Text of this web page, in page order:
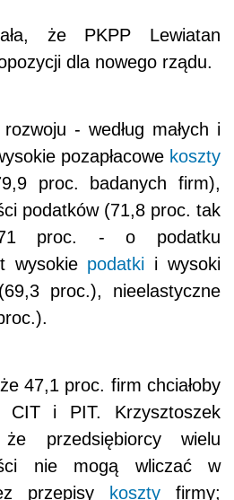
że PKPP Lewiatan
dla nowego rządu.
- według małych i
pozapłacowe koszty
proc. badanych firm),
podatków (71,8 proc. tak
proc. - o podatku
wysokie podatki i wysoki
proc.), nieelastyczne
47,1 proc. firm chciałoby
CIT i PIT. Krzysztoszek
przedsiębiorcy wielu
nie mogą wliczać w
przepisy
koszty firmy;